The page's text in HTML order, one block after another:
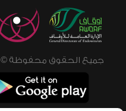
جميع الحقوق محفوظة © 2026 - 1998 لشبكة إسلام ويب